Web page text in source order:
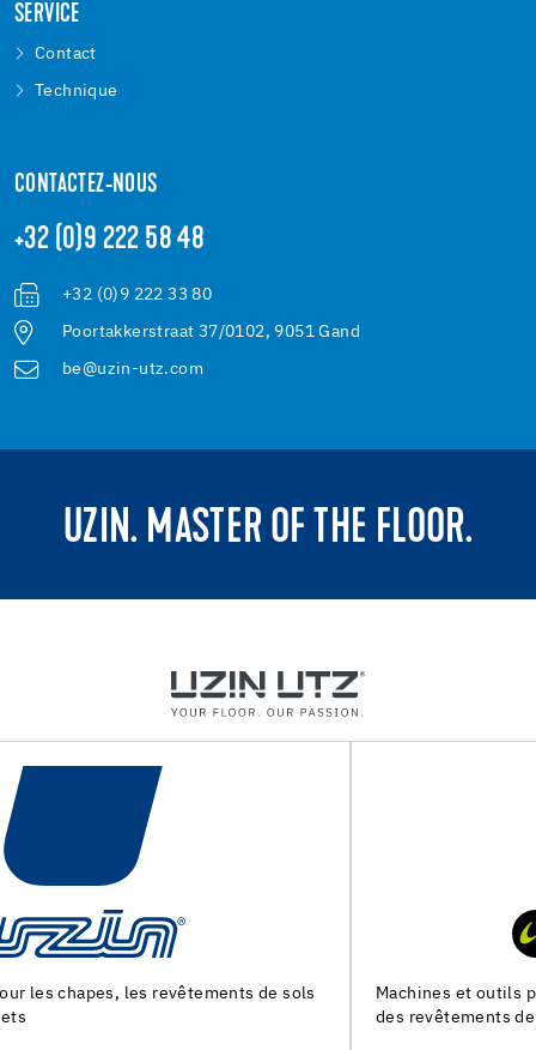
SERVICE
Contact
Technique
CONTACTEZ-NOUS
+32 (0)9 222 58 48
+32 (0)9 222 33 80
Poortakkerstraat 37/0102, 9051 Gand
be@uzin-utz.com
UZIN. MASTER OF THE FLOOR.
Machines et outils pour la preparation du support et la pose